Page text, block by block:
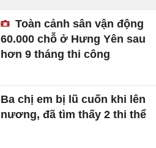
Toàn cảnh sân vận động
60.000 chỗ ở Hưng Yên sau
hơn 9 tháng thi công
Ba chị em bị lũ cuốn khi lên
nương, đã tìm thấy 2 thi thể